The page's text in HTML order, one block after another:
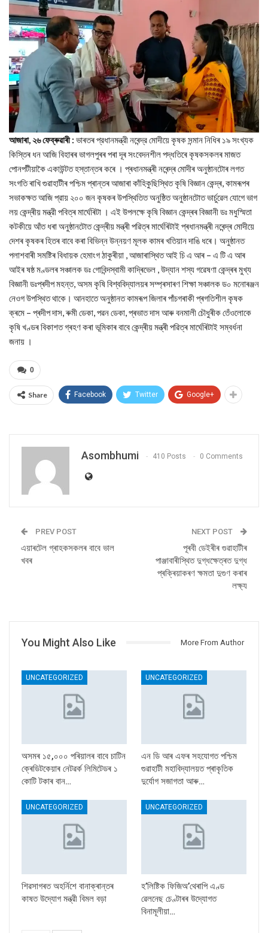
আজাৰা, ২৬ ফেব্ৰুৱাৰী : ভাৰতৰ প্রধানমন্ত্রী নৰেন্দ্র মোদীয়ে কৃষক সন্মান নিধিৰ ১৯ সংখ্যক
কিস্তিৰ ধন আজি বিহাৰৰ ভাগলপুৰৰ পৰা দূৰ সংবেদনশীল পদ্ধতিৰে কৃষকসকলৰ মাজত
পোনপটীয়াকৈ একাউন্টত হস্তান্তৰ কৰে । প্ৰধানমন্ত্ৰী নৰেন্দ্ৰ মোদীৰ অনুষ্ঠানটোৰ লগত
সংগতি ৰাখি গুৱাহাটীৰ পশ্চিম প্ৰান্তৰ আজাৰা কাঁহিকুছিস্থিত কৃষি বিজ্ঞান কেন্দ্ৰ, কামৰূপৰ
সভাকক্ষত আজি প্রায় ২০০ জন কৃষকৰ উপস্থিতিত অনুষ্ঠিত অনুষ্ঠানটোত ভাৰ্চুৱেল যোগে ভাগ
লয় কেন্দ্ৰীয় মন্ত্রী পবিত্ৰ মাৰ্ঘেৰিটা । এই উপলক্ষে কৃষি বিজ্ঞান কেন্দ্ৰৰ বিজ্ঞানী ডঃ মধুস্মিতা
কটকীয়ে আঁত ধৰা অনুষ্ঠানটোত কেন্দ্ৰীয় মন্ত্ৰী পৱিত্ৰ মাৰ্ঘেৰিটাই প্ৰধানমন্ত্ৰী নৰেন্দ্ৰ মোদীয়ে
দেশৰ কৃষকৰ হিতৰ বাবে কৰা বিভিন্ন উন্নয়ণ মূলক কামৰ খতিয়ান দাঙি ধৰে। অনুষ্ঠানত
পলাশবাৰী সমষ্টিৰ বিধায়ক হেমাংগ ঠাকুৰীয়া , আজাৰাস্থিত আই চি এ আৰ – এ টি এ আৰ
আইৰ ষষ্ঠ মণ্ডলৰ সঞ্চালক ডঃ গোবিন্দস্বামী কাদ্ৰিভেল , উদ্যান শস্য গৱেষণা কেন্দ্ৰৰ মুখ্য
বিজ্ঞানী ডঃপ্ৰদীপ মহন্ত, অসম কৃষি বিশ্ববিদ্যালয়ৰ সম্প্ৰসাৰণ শিক্ষা সঞ্চালক ড০ মনোৰঞ্জন
নেওগ উপস্থিত থাকে। আনহাতে অনুষ্ঠানত কামৰূপ জিলাৰ পাঁচগৰাকী প্ৰগতিশীল কৃষক
ক্ৰমে – প্ৰদীপ দাস, ৰুমী ডেকা, পৱন ডেকা, প্ৰভাত দাস আৰু বনমালী চৌধুৰীক তেঁওলোকে
কৃষি খণ্ডৰ বিকাশত গ্ৰহণ কৰা ভূমিকাৰ বাবে কেন্দ্ৰীয় মন্ত্ৰী পৱিত্ৰ মাৰ্ঘেৰিটাই সম্বৰ্ধনা
জনায় ।
0
Share Facebook Twitter Google+
Asombhumi 410 Posts 0 Comments
PREV POST
এয়াৰটেল গ্ৰাহকসকলৰ বাবে ভাল
খবৰ
NEXT POST
পূৰবী ডেইৰীৰ গুৱাহাটীৰ
পাঞ্জাবাৰীস্থিত দুগ্ধক্ষেত্ৰত দুগ্ধ
প্ৰক্ৰিয়াকৰণ ক্ষমতা দুগুণ কৰাৰ
লক্ষ্য
You Might Also Like More From Author
UNCATEGORIZED
অসমৰ ১৫,০০০ পৰিয়ালৰ বাবে চাটিন
ক্ৰেডিটকেয়াৰ নেটৱৰ্ক লিমিটেডৰ ১
কোটি টকাৰ বান…
UNCATEGORIZED
এন ডি আৰ এফৰ সহযোগত পশ্চিম
গুৱাহাটী মহাবিদ্যালয়ত প্ৰাকৃতিক
দুৰ্যোগ সজাগতা আৰু…
UNCATEGORIZED
শিৱসাগৰত অহৰ্নিশে বানাক্ৰান্তৰ
কাষত উদ্যোগ মন্ত্রী বিমল বড়া
UNCATEGORIZED
হ’লিষ্টিক ফিজিঅ’থেৰাপি এণ্ড
ৱেলনেছ চেণ্টাৰৰ উদ্যোগত
বিনামূলীয়া…